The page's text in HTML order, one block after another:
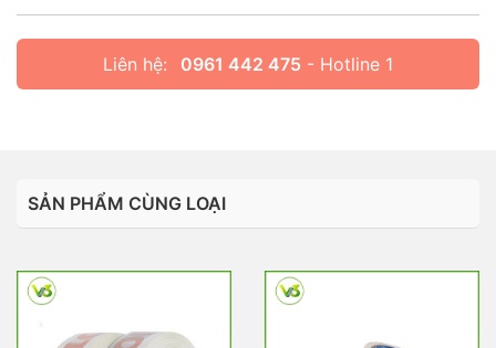
Liên hệ: 0961 442 475 - Hotline 1
SẢN PHẨM CÙNG LOẠI